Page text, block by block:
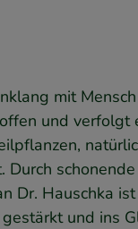
mit
und verfolgt
Dr. Hauschka
und ins